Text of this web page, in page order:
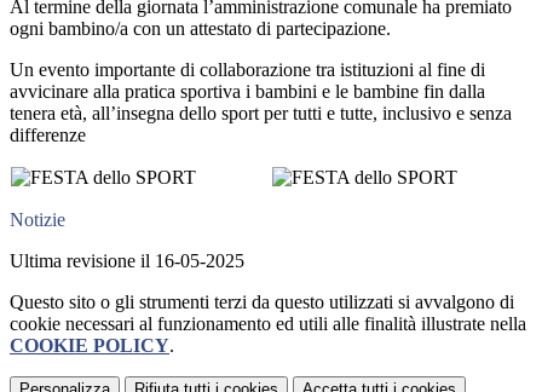
Al termine della giornata l’amministrazione comunale ha premiato
ogni bambino/a con un attestato di partecipazione.
Un evento importante di collaborazione tra istituzioni al fine di
avvicinare alla pratica sportiva i bambini e le bambine fin dalla
tenera età, all’insegna dello sport per tutti e tutte, inclusivo e senza
differenze
Notizie
Ultima revisione il 16-05-2025
Questo sito o gli strumenti terzi da questo utilizzati si avvalgono di
cookie necessari al funzionamento ed utili alle finalità illustrate nella
COOKIE POLICY.